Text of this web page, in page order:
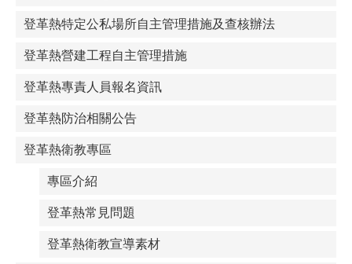
登革熱特定公私場所自主管理措施及查核辦法
登革熱營建工程自主管理措施
登革熱專責人員報名資訊
登革熱防治相關公告
登革熱衛教專區
專區介紹
登革熱常見問題
登革熱衛教宣導素材